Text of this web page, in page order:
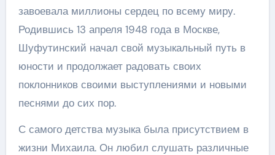
завоевала миллионы сердец по всему миру.
Родившись 13 апреля 1948 года в Москве,
Шуфутинский начал свой музыкальный путь в
юности и продолжает радовать своих
поклонников своими выступлениями и новыми
песнями до сих пор.
С самого детства музыка была присутствием в
жизни Михаила. Он любил слушать различные